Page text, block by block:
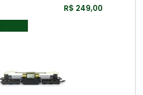
R$ 249,00